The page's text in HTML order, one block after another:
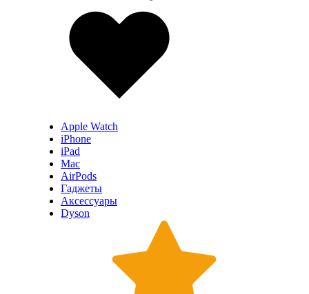
Apple Watch
iPhone
iPad
Mac
AirPods
Гаджеты
Аксессуары
Dyson